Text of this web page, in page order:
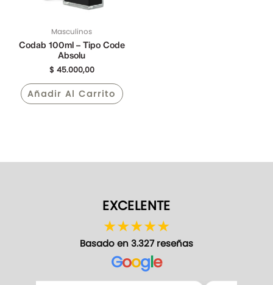
Masculinos
Codab 100ml – Tipo Code
Absolu
$ 45.000,00
Añadir Al Carrito
EXCELENTE
★★★★★
Basado en 3.327 reseñas
Google